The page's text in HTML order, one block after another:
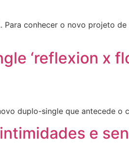
Para conhecer o novo projeto
‘reflexion x
duplo-single que antecede
e